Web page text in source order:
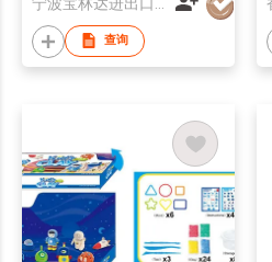
查询